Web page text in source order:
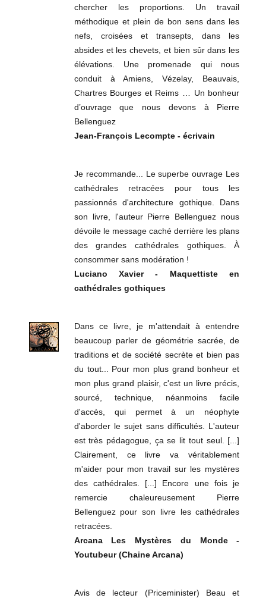
chercher les proportions. Un travail
méthodique et plein de bon sens dans les
nefs, croisées et transepts, dans les
absides et les chevets, et bien sûr dans les
élévations. Une promenade qui nous
conduit à Amiens, Vézelay, Beauvais,
Chartres Bourges et Reims … Un bonheur
d’ouvrage que nous devons à Pierre
Bellenguez
Jean-François Lecompte - écrivain
Je recommande... Le superbe ouvrage Les
cathédrales retracées pour tous les
passionnés d'architecture gothique. Dans
son livre, l'auteur Pierre Bellenguez nous
dévoile le message caché derrière les plans
des grandes cathédrales gothiques. À
consommer sans modération !
Luciano Xavier - Maquettiste en
cathédrales gothiques
Dans ce livre, je m'attendait à entendre
beaucoup parler de géométrie sacrée, de
traditions et de société secrète et bien pas
du tout... Pour mon plus grand bonheur et
mon plus grand plaisir, c'est un livre précis,
sourcé, technique, néanmoins facile
d'accès, qui permet à un néophyte
d'aborder le sujet sans difficultés. L'auteur
est très pédagogue, ça se lit tout seul. [...]
Clairement, ce livre va véritablement
m'aider pour mon travail sur les mystères
des cathédrales. [...] Encore une fois je
remercie chaleureusement Pierre
Bellenguez pour son livre les cathédrales
retracées.
Arcana Les Mystères du Monde -
Youtubeur (Chaine Arcana)
Avis de lecteur (Priceminister) Beau et